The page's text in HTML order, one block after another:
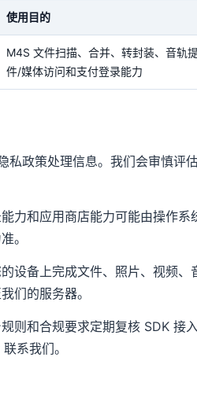
使用目的
M4S 文件扫描、合并、转封装、音轨
件/媒体访问和支付登录能力
私政策处理信息。我们会审慎评
力和应用商店能力可能由操作
。
设备上完成文件、照片、视频、
们的服务器。
则和合规要求定期复核 SDK 接
系我们。